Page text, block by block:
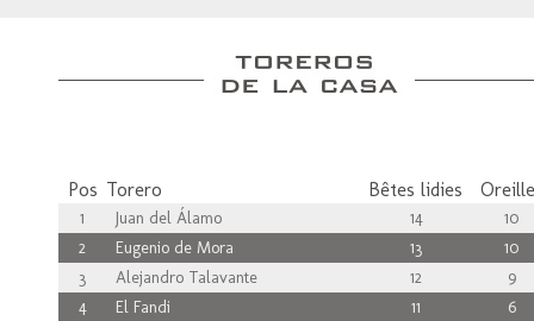
Pos Torero Bêtes lidies
1 Juan del Álamo 14
10
2
Eugenio de Mora 13
10
3
Alejandro Talavante 12
9
4
El Fandi 11
6